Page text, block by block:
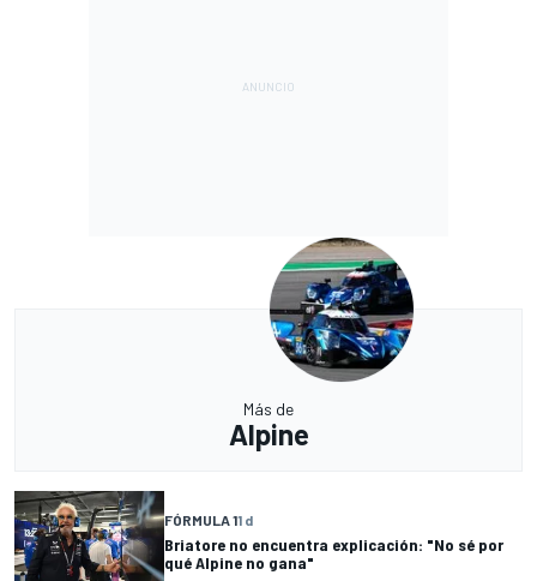
Más de
Alpine
FÓRMULA 11 d
Briatore no encuentra explicación: "No sé por
qué Alpine no gana"